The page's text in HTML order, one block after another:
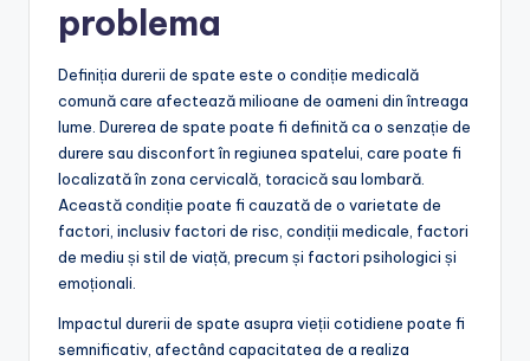
problema
Definiția durerii de spate este o condiție medicală
comună care afectează milioane de oameni din întreaga
lume. Durerea de spate poate fi definită ca o senzație de
durere sau disconfort în regiunea spatelui, care poate fi
localizată în zona cervicală, toracică sau lombară.
Această condiție poate fi cauzată de o varietate de
factori, inclusiv factori de risc, condiții medicale, factori
de mediu și stil de viață, precum și factori psihologici și
emoționali.
Impactul durerii de spate asupra vieții cotidiene poate fi
semnificativ, afectând capacitatea de a realiza